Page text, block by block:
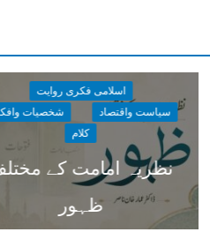
اسلامی فکری روایت
سیاست واقتصاد
شخصیات
کلام
نظریہ امامت کے
ظہور